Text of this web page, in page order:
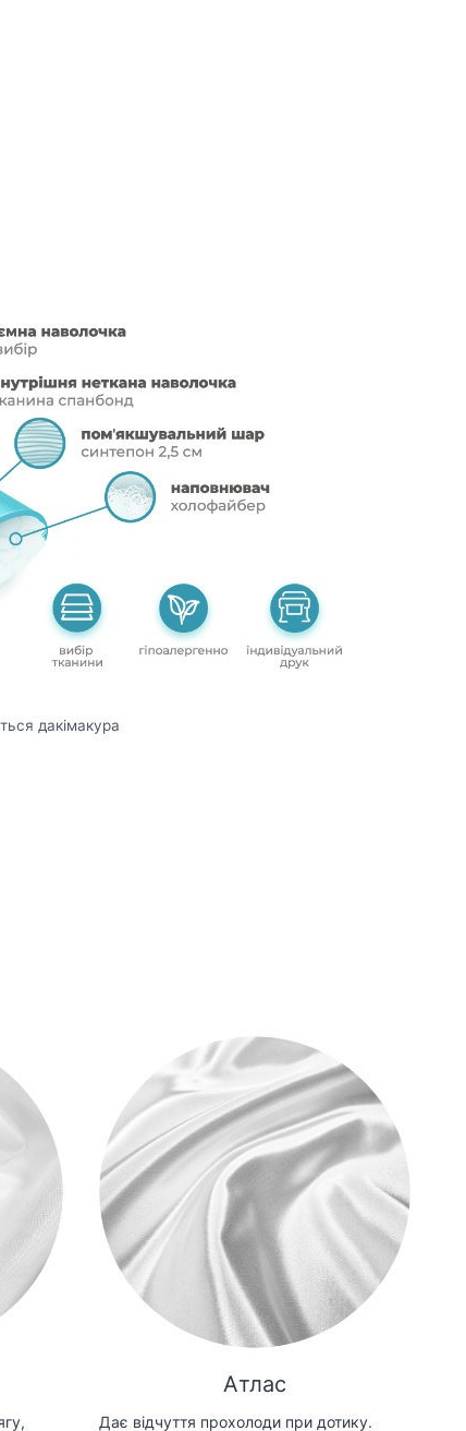
дакімакура
Атлас
Дає відчуття прохолоди при дотику.